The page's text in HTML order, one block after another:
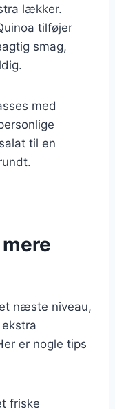
lækker.
tilføjer
smag,
med
til en
næste niveau,
er nogle tips
friske